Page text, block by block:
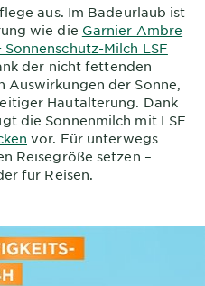
aus. Im Badeurlaub ist
wie die Garnier Ambre
Milch LSF
der nicht fettenden
Auswirkungen der Sonne,
Hautalterung. Dank
die Sonnenmilch mit LSF
vor. Für unterwegs
Reisegröße setzen –
für Reisen.